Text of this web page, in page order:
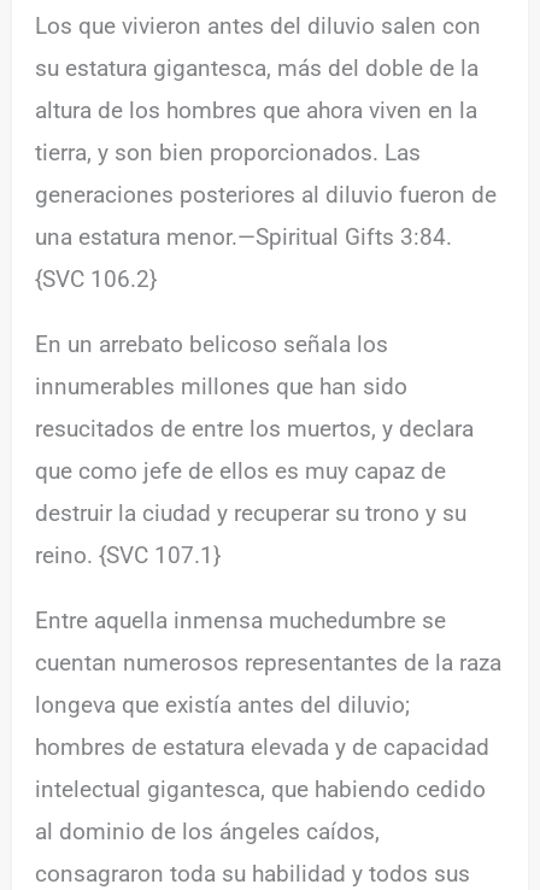
Los que vivieron antes del diluvio salen con
su estatura gigantesca, más del doble de la
altura de los hombres que ahora viven en la
tierra, y son bien proporcionados. Las
generaciones posteriores al diluvio fueron de
una estatura menor.—Spiritual Gifts 3:84.
{SVC 106.2}
En un arrebato belicoso señala los
innumerables millones que han sido
resucitados de entre los muertos, y declara
que como jefe de ellos es muy capaz de
destruir la ciudad y recuperar su trono y su
reino. {SVC 107.1}
Entre aquella inmensa muchedumbre se
cuentan numerosos representantes de la raza
longeva que existía antes del diluvio;
hombres de estatura elevada y de capacidad
intelectual gigantesca, que habiendo cedido
al dominio de los ángeles caídos,
consagraron toda su habilidad y todos sus